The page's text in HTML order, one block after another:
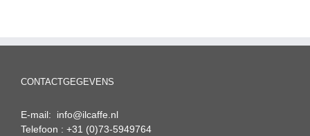
CONTACTGEGEVENS
E-mail: info@ilcaffe.nl
Telefoon : +31 (0)73-5949764